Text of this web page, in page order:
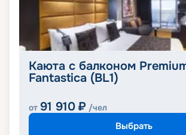
Каюта с балконом
Fantastica (BL1)
от 91 910 ₽ /чел
Выбрать